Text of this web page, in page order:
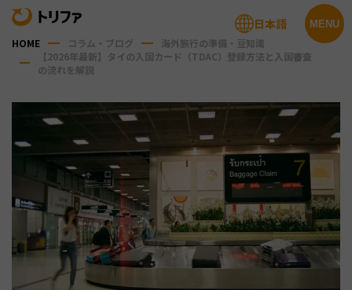
MENU
日本語
HOME コラム・ブログ
海外旅行の準備・豆知識
【2026年最新】タイの入国カード（TDAC）登録方法と入国審査
の流れを解説